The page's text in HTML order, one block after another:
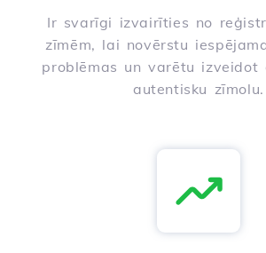
Ir svarīgi izvairīties no
zīmēm, lai novērstu
problēmas un varētu izveidot
autentisku zīmolu.